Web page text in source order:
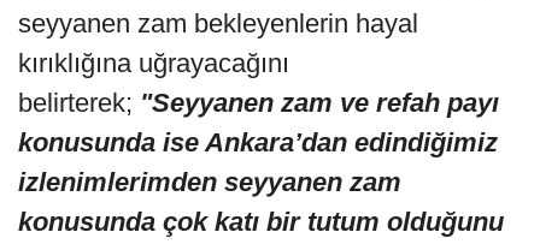
seyyanen zam bekleyenlerin hayal
kırıklığına uğrayacağını
belirterek; "Seyyanen zam ve refah payı
konusunda ise Ankara’dan edindiğimiz
izlenimlerimden seyyanen zam
konusunda çok katı bir tutum olduğunu